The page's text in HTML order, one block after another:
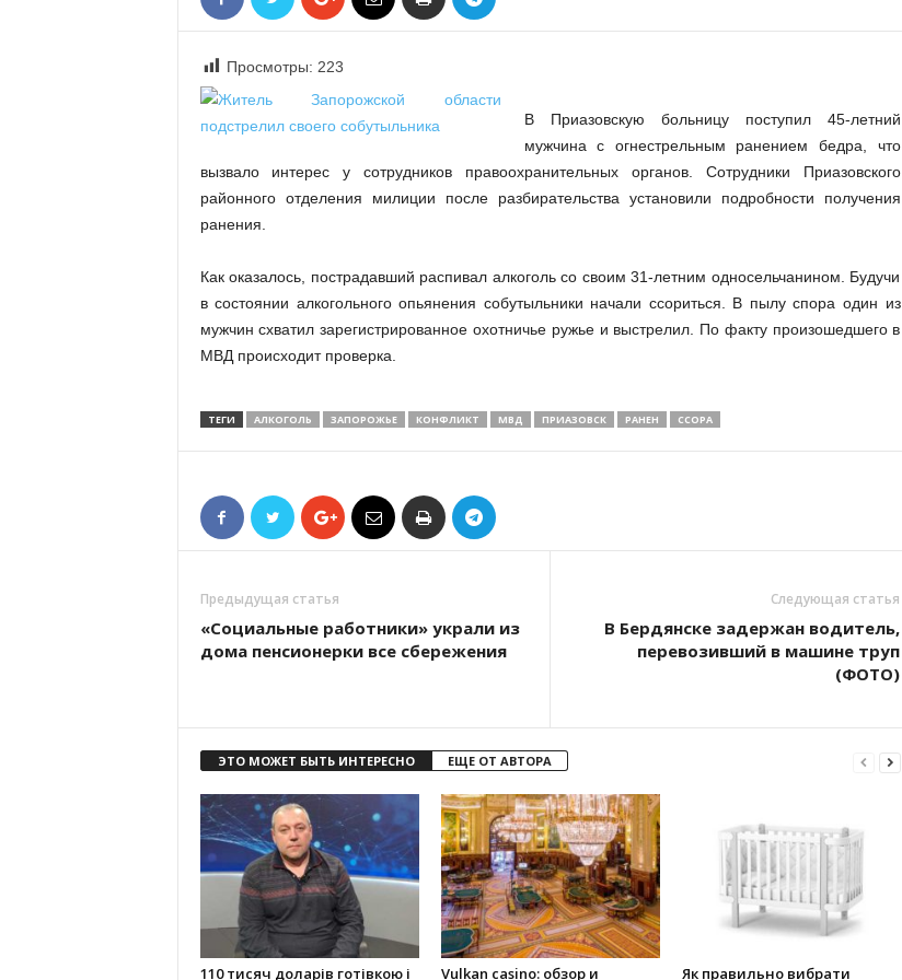
Просмотры: 223
В Приазовскую больницу поступил 45-летний
мужчина с огнестрельным ранением бедра, что
вызвало интерес у сотрудников правоохранительных органов. Сотрудники Приазовского
районного отделения милиции после разбирательства установили подробности получения
ранения.
Как оказалось, пострадавший распивал алкоголь со своим 31-летним односельчанином. Будучи
в состоянии алкогольного опьянения собутыльники начали ссориться. В пылу спора один из
мужчин схватил зарегистрированное охотничье ружье и выстрелил. По факту произошедшего в
МВД происходит проверка.
ТЕГИ АЛКОГОЛЬ ЗАПОРОЖЬЕ КОНФЛИКТ МВД ПРИАЗОВСК РАНЕН ССОРА
Предыдущая статья
«Социальные работники» украли из
дома пенсионерки все сбережения
Следующая статья
В Бердянске задержан водитель,
перевозивший в машине труп
(ФОТО)
ЭТО МОЖЕТ БЫТЬ ИНТЕРЕСНО ЕЩЕ ОТ АВТОРА
110 тисяч доларів готівкою і Vulkan casino: обзор и Як правильно вибрати